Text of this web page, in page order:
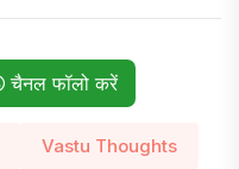
चैनल फॉलो करें
Vastu Thoughts